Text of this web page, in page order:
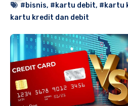
#bisnis, #kartu debit, #kartu
kartu kredit dan debit